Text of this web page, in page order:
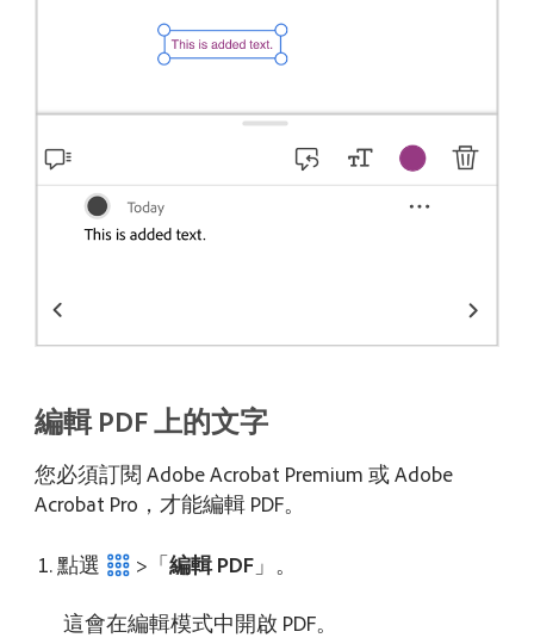
編輯 PDF 上的文字
您必須訂閱 Adobe Acrobat Premium 或 Adobe
Acrobat Pro，才能編輯 PDF。
點選 >「編輯 PDF 」。
這會在編輯模式中開啟 PDF。